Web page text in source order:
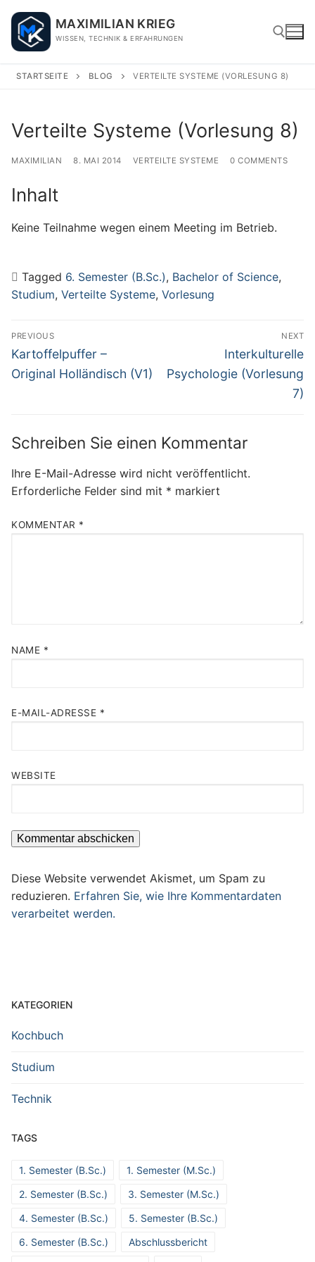
content
MAXIMILIAN KRIEG
WISSEN, TECHNIK & ERFAHRUNGEN
STARTSEITE BLOG VERTEILTE SYSTEME (VORLESUNG 8)
Verteilte Systeme (Vorlesung 8)
MAXIMILIAN 8. MAI 2014 VERTEILTE SYSTEME 0 COMMENTS
Inhalt
Keine Teilnahme wegen einem Meeting im Betrieb.
Tagged 6. Semester (B.Sc.), Bachelor of Science,
Studium, Verteilte Systeme, Vorlesung
Beitragsnavigation
PREVIOUS
Previous
post:
Kartoffelpuffer –
Original Holländisch (V1)
NEXT
Next
post:
Interkulturelle
Psychologie (Vorlesung
7)
Schreiben Sie einen Kommentar
Ihre E-Mail-Adresse wird nicht veröffentlicht.
Erforderliche Felder sind mit * markiert
KOMMENTAR *
NAME *
E-MAIL-ADRESSE *
WEBSITE
Diese Website verwendet Akismet, um Spam zu
reduzieren. Erfahren Sie, wie Ihre Kommentardaten
verarbeitet werden.
KATEGORIEN
Kochbuch
Studium
Technik
TAGS
1. Semester (B.Sc.)
1. Semester (M.Sc.)
2. Semester (B.Sc.)
3. Semester (M.Sc.)
4. Semester (B.Sc.)
5. Semester (B.Sc.)
6. Semester (B.Sc.)
Abschlussbericht